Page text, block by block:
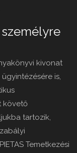
kivonat
is,
követő
tartozik,
Temetkezési